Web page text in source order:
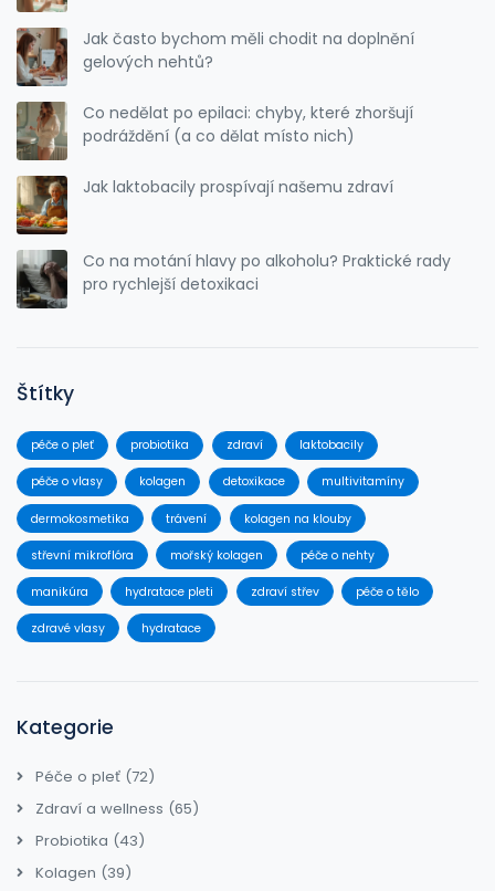
Jak často bychom měli chodit na doplnění
gelových nehtů?
Co nedělat po epilaci: chyby, které zhoršují
podráždění (a co dělat místo nich)
Jak laktobacily prospívají našemu zdraví
Co na motání hlavy po alkoholu? Praktické rady
pro rychlejší detoxikaci
Štítky
péče o pleť probiotika zdraví laktobacily
péče o vlasy kolagen detoxikace multivitamíny
dermokosmetika trávení kolagen na klouby
střevní mikroflóra mořský kolagen péče o nehty
manikúra hydratace pleti zdraví střev péče o tělo
zdravé vlasy hydratace
Kategorie
Péče o pleť (72)
Zdraví a wellness (65)
Probiotika (43)
Kolagen (39)